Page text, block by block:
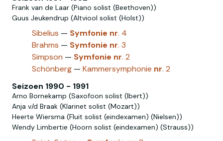
Frank van de Laar (Piano solist (Beethoven))
Guus Jeukendrup (Altviool solist (Holst))
Sibelius — Symfonie nr. 4
Brahms — Symfonie nr. 3
Simpson — Symfonie nr. 2
Schönberg — Kammersymphonie nr. 2
Seizoen 1990 - 1991
Arno Bornekamp (Saxofoon solist (Ibert))
Anja v/d Braak (Klarinet solist (Mozart))
Heerte Wiersma (Fluit solist (eindexamen) (Nielsen))
Wendy Limbertie (Hoorn solist (eindexamen) (Strauss))